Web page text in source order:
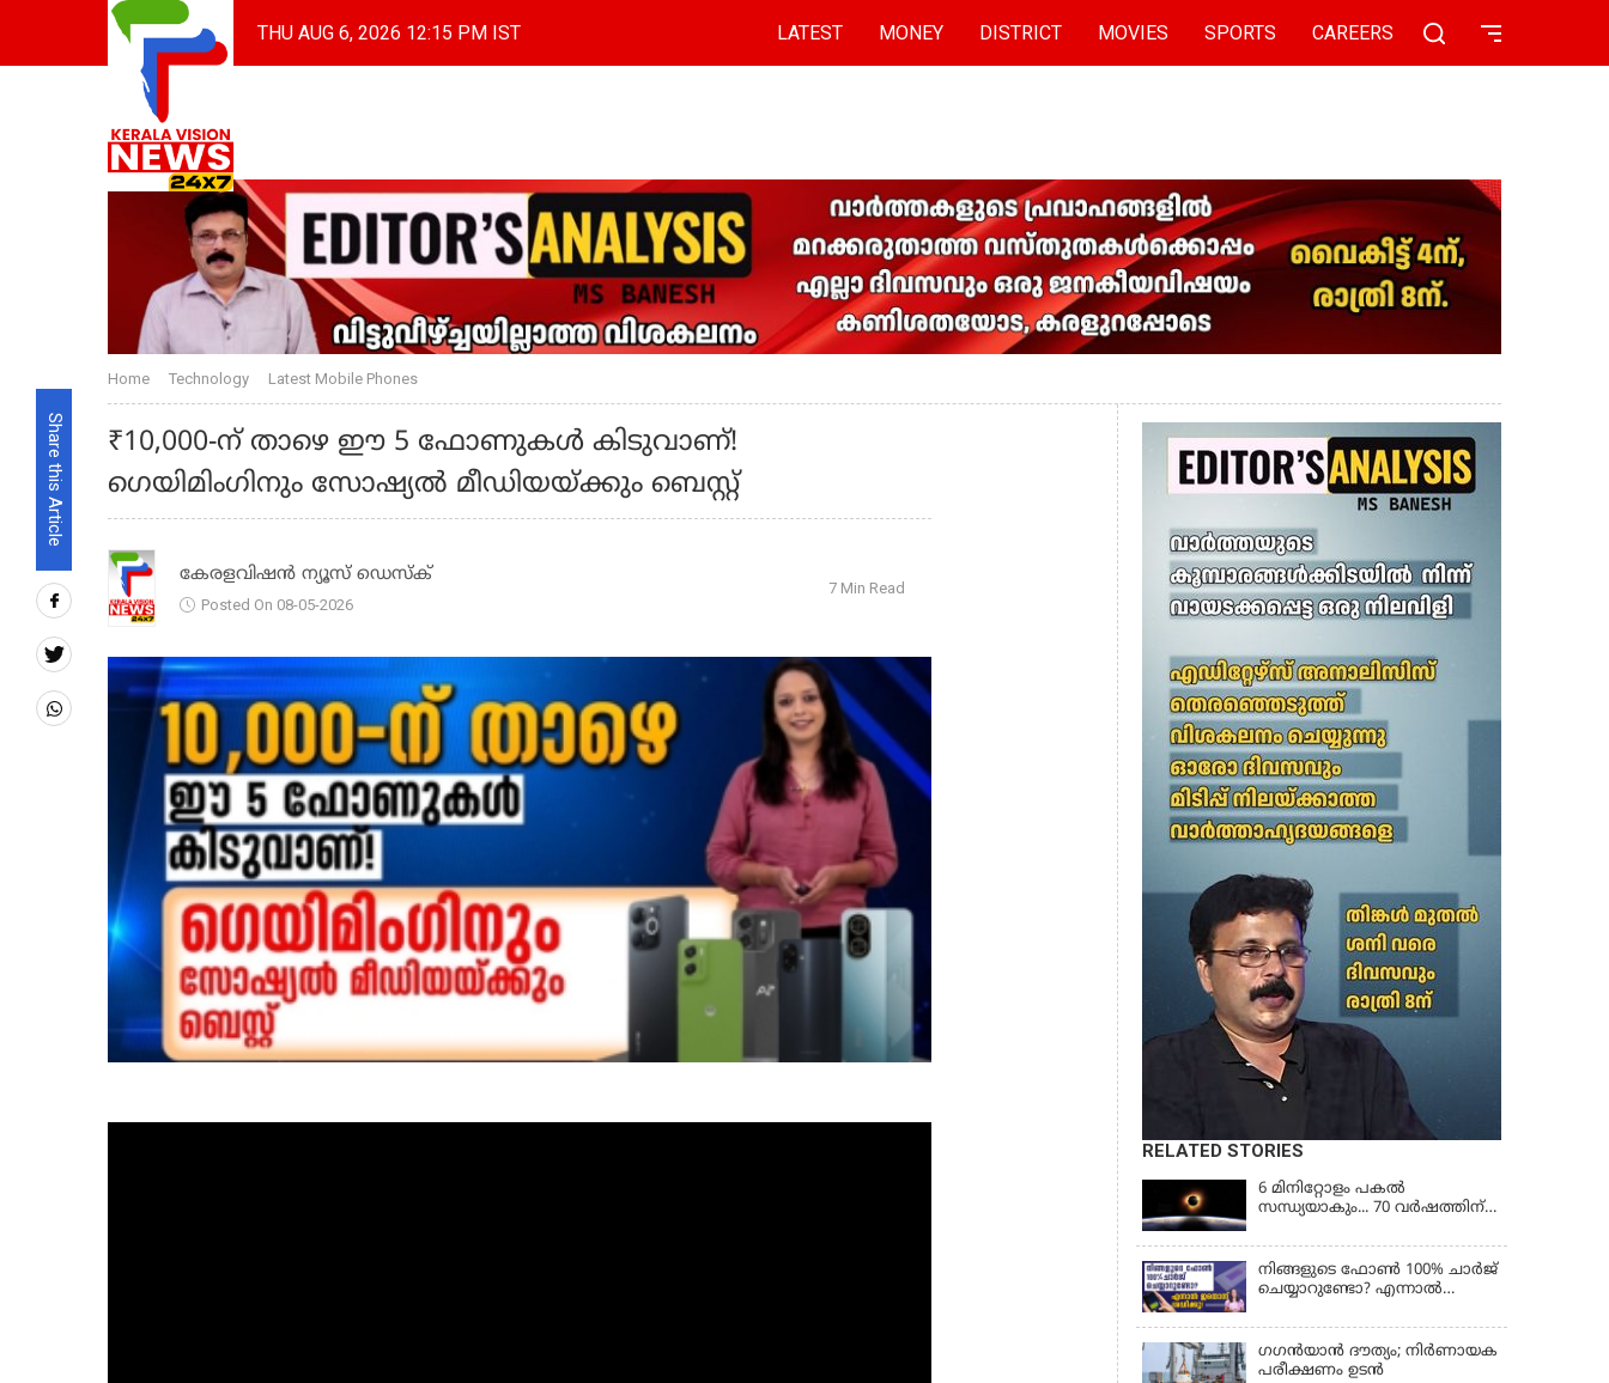
THU AUG 6, 2026 12:15 PM IST LATEST MONEY DISTRICT MOVIES SPORTS CAREERS
Share this Article
Home Technology Latest Mobile Phones
₹10,000-ന് താഴെ ഈ 5 ഫോണുകൾ കിടുവാണ്!
ഗെയിമിംഗിനും സോഷ്യൽ മീഡിയയ്ക്കും ബെസ്റ്റ്
കേരളവിഷൻ ന്യൂസ് ഡെസ്‌ക്
Posted On 08-05-2026
7 Min Read
RELATED STORIES
6 മിനിറ്റോളം പകൽ
സന്ധ്യയാകും... 70 വർഷത്തിന്
നിങ്ങളുടെ ഫോൺ 100% ചാർജ്
ചെയ്യാറുണ്ടോ? എന്നാൽ
ഗഗന്‍യാന്‍ ദൗത്യം; നിര്‍ണായക
പരീക്ഷണം ഉടന്‍